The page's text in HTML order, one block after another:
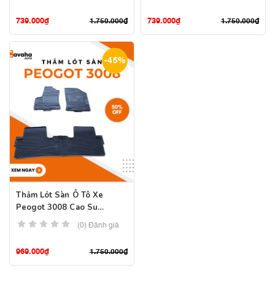
1.750.000₫
739.000₫ 1.750.000₫
739.000₫
-45%
Thảm Lót Sàn Ô Tô Xe
Peogot 3008 Cao Su
Nguyên Khối
(0) Đánh giá
1.750.000₫
969.000₫